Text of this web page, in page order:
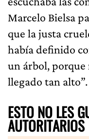
Marcelo Bielsa
que la justa
había definido
un árbol, porque
llegado tan alto”.
ESTO NO LES
AUTORITARIOS